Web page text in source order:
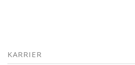
KARRIER